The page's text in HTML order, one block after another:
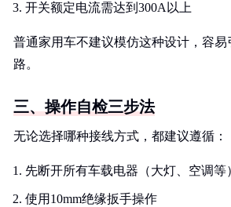
开关额定电流需达到300A以上
普通家用车不建议模仿这种设计，容易
路。
三、操作自检三步法
无论选择哪种接线方式，都建议遵循：
先断开所有车载电器（大灯、空调等
使用10mm绝缘扳手操作